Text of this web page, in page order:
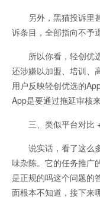
另外，黑猫投诉里甚
诉条目，全部指向不予
所以你看，轻创优选
还涉嫌以加盟、培训、
用户反映轻创优选的
App是要通过拖延审核
三、类似平台对比
说实话，看了这么多
味杂陈。它的任务推广
是正规的吗这个问题的
面根本不知道，接下来